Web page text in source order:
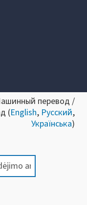
перевод /
(English, Русский,
Українська)